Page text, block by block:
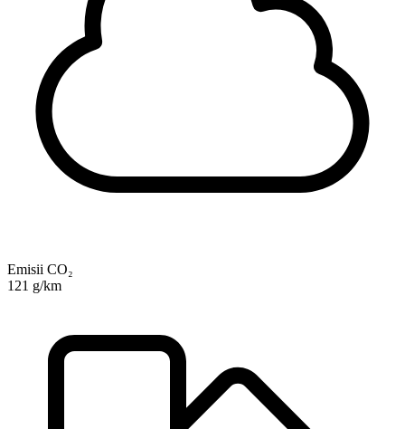
Emisii CO₂
121 g/km